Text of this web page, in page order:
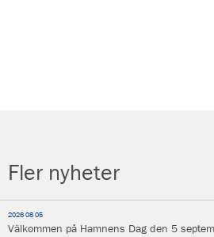
Fler nyheter
2026 08 05
Välkommen på Hamnens Dag den 5